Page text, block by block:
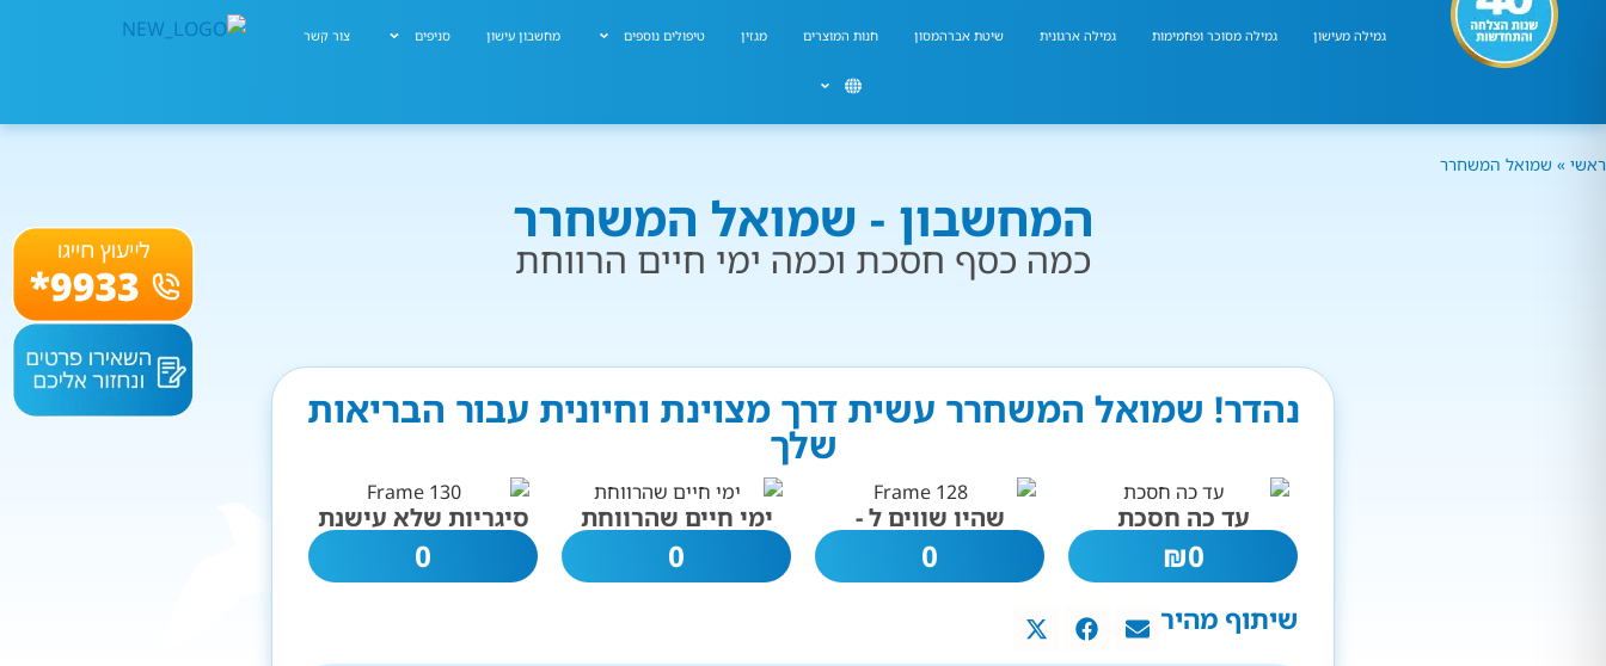
גמילה מעישון גמילה מסוכר ופחמימות גמילה ארגונית שיטת אברהמסון חנות המוצרים מגזין טיפולים נוספים מחשבון עישון סניפים צור קשר
ראשי » שמואל המשחרר
המחשבון - שמואל המשחרר
כמה כסף חסכת וכמה ימי חיים הרווחת
נהדר! שמואל המשחרר עשית דרך מצוינת וחיונית עבור הבריאות
שלך
עד כה חסכת
0
₪
שהיו שווים ל -
0
ימי חיים שהרווחת
0
סיגריות שלא עישנת
0
שיתוף מהיר